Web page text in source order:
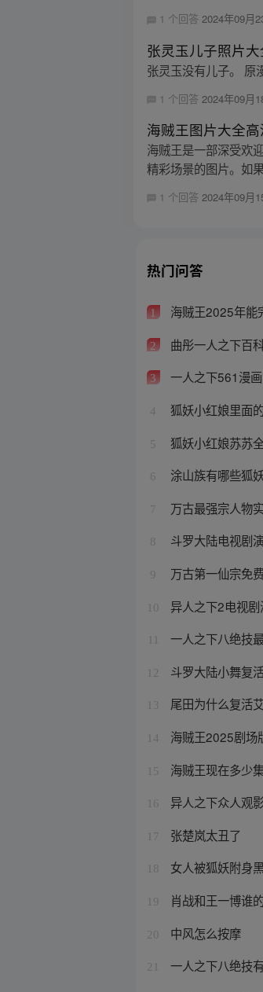
1 个回答2024年09月
张灵玉儿子照片大
张灵玉没有儿子。 原
1 个回答 2024年09月
海贼王图片大全高
海贼王是一部深受欢
精彩场景的图片。如
1 个回答 2024年09月
热门问答
1 海贼王2025年能
2 曲彤一人之下百
3 一人之下561漫画
4 狐妖小红娘里面
5 狐妖小红娘苏苏
6 涂山族有哪些狐
7 万古最强宗人物
8 斗罗大陆电视剧
9 万古第一仙宗免
10 异人之下2电视剧
一人之下八绝技
12 斗罗大陆小舞复
13 尾田为什么复活
14 海贼王2025剧场
15 海贼王现在多少
16 异人之下众人观
17 张楚岚太丑了
18 女人被狐妖附身
19 肖战和王一博谁
20 中风怎么按摩
21 一人之下八绝技